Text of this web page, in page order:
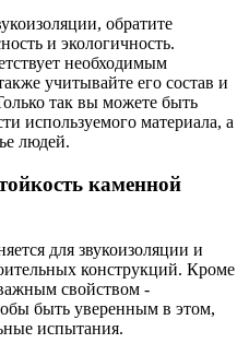
обратите
и экологичность.
необходимым
учитывайте его состав и
так вы можете быть
используемого материала, а
людей.
каменной
для звукоизоляции и
конструкций. Кроме
свойством -
быть уверенным в этом,
испытания.